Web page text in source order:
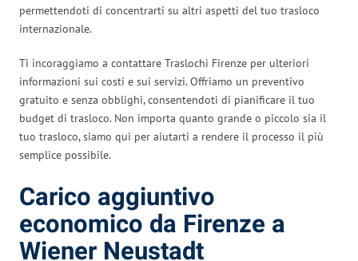
permettendoti di concentrarti su altri aspetti del tuo trasloco
internazionale.
Ti incoraggiamo a contattare Traslochi Firenze per ulteriori
informazioni sui costi e sui servizi. Offriamo un preventivo
gratuito e senza obblighi, consentendoti di pianificare il tuo
budget di trasloco. Non importa quanto grande o piccolo sia il
tuo trasloco, siamo qui per aiutarti a rendere il processo il più
semplice possibile.
Carico aggiuntivo
economico da Firenze a
Wiener Neustadt